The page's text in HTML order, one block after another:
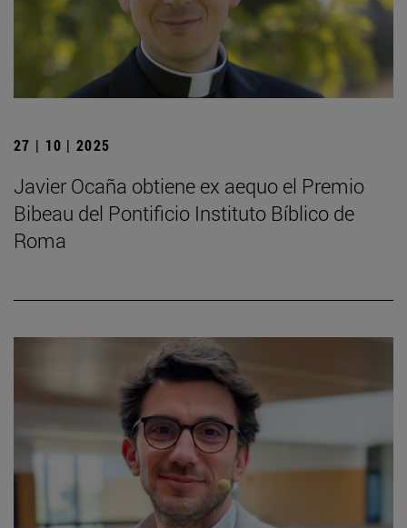
27 | 10 | 2025
Javier Ocaña obtiene ex aequo el Premio
Bibeau del Pontificio Instituto Bíblico de
Roma